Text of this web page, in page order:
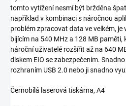
tomto vytížení nesmí být bržděna
například v kombinaci s náročnou
problém zpracovat data ve velkém, je
bijícím na 540 MHz a 128 MB
nároční uživatelé rozšířit až na 640
diskem EIO se zabezpečením.
rozhraním USB 2.0 nebo ji snadno
Černobílá laserová tiskárna, A4